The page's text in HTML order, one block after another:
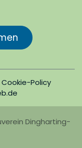
Cookie-Policy
Dingharting-